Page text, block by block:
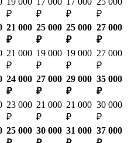
₽
₽
₽
₽
21 000
₽
25 000
₽
25 000
₽
27 000
₽
21 000
₽
19 000
₽
19 000
₽
27 000
₽
24 000
₽
27 000
₽
29 000
₽
35 000
₽
23 000
₽
21 000
₽
21 000
₽
30 000
₽
25 000 30 000 31 000 37 000